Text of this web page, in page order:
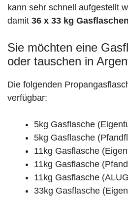
kann sehr schnell aufgestellt
damit 36 x 33 kg Gasflaschen
Sie möchten eine
oder tauschen in
Die folgenden
verfügbar:
5kg Gasflasche
5kg Gasflasche
11kg Gasflasche
11kg Gasflasche
11kg Gasflasche
33kg Gasflasche